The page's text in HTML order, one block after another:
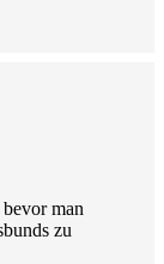
bevor man
zu